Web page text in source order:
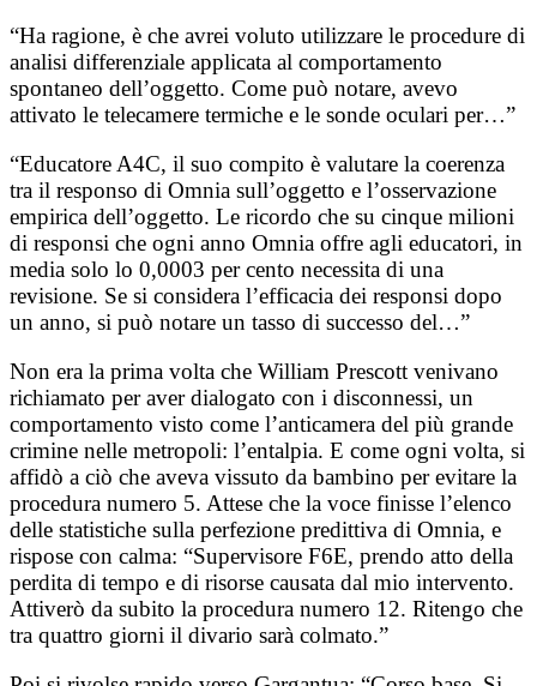
“Ha ragione, è che avrei voluto utilizzare le procedure di
analisi differenziale applicata al comportamento
spontaneo dell’oggetto. Come può notare, avevo
attivato le telecamere termiche e le sonde oculari per…”
“Educatore A4C, il suo compito è valutare la coerenza
tra il responso di Omnia sull’oggetto e l’osservazione
empirica dell’oggetto. Le ricordo che su cinque milioni
di responsi che ogni anno Omnia offre agli educatori, in
media solo lo 0,0003 per cento necessita di una
revisione. Se si considera l’efficacia dei responsi dopo
un anno, si può notare un tasso di successo del…”
Non era la prima volta che William Prescott venivano
richiamato per aver dialogato con i disconnessi, un
comportamento visto come l’anticamera del più grande
crimine nelle metropoli: l’entalpia. E come ogni volta, si
affidò a ciò che aveva vissuto da bambino per evitare la
procedura numero 5. Attese che la voce finisse l’elenco
delle statistiche sulla perfezione predittiva di Omnia, e
rispose con calma: “Supervisore F6E, prendo atto della
perdita di tempo e di risorse causata dal mio intervento.
Attiverò da subito la procedura numero 12. Ritengo che
tra quattro giorni il divario sarà colmato.”